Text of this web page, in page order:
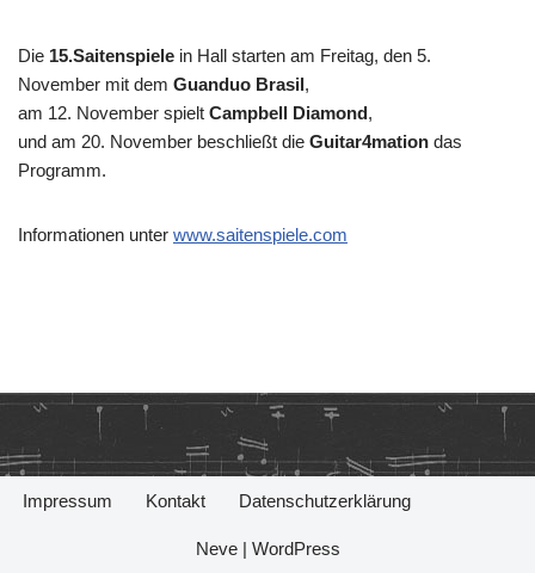
Die 15.Saitenspiele in Hall starten am Freitag, den 5.
November mit dem Guanduo Brasil,
am 12. November spielt Campbell Diamond,
und am 20. November beschließt die Guitar4mation das
Programm.
Informationen unter www.saitenspiele.com
Impressum Kontakt Datenschutzerklärung
Neve| WordPress